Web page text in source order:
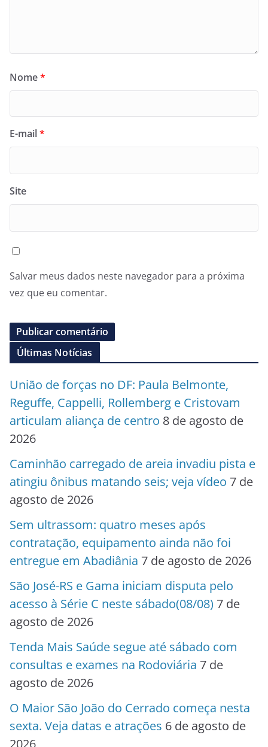
Nome*
E-mail*
Site
Salvar meus dados neste navegador para a próxima
vez que eu comentar.
Últimas Notícias
União de forças no DF: Paula Belmonte,
Reguffe, Cappelli, Rollemberg e Cristovam
articulam aliança de centro 8 de agosto de
2026
Caminhão carregado de areia invadiu pista e
atingiu ônibus matando seis; veja vídeo 7 de
agosto de 2026
Sem ultrassom: quatro meses após
contratação, equipamento ainda não foi
entregue em Abadiânia 7 de agosto de 2026
São José-RS e Gama iniciam disputa pelo
acesso à Série C neste sábado(08/08) 7 de
agosto de 2026
Tenda Mais Saúde segue até sábado com
consultas e exames na Rodoviária 7 de
agosto de 2026
O Maior São João do Cerrado começa nesta
sexta. Veja datas e atrações 6 de agosto de